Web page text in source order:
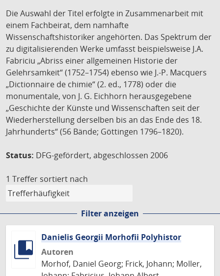
Die Auswahl der Titel erfolgte in Zusammenarbeit mit
einem Fachbeirat, dem namhafte
Wissenschaftshistoriker angehörten. Das Spektrum der
zu digitalisierenden Werke umfasst beispielsweise J.A.
Fabriciu „Abriss einer allgemeinen Historie der
Gelehrsamkeit“ (1752–1754) ebenso wie J.-P. Macquers
„Dictionnaire de chimie“ (2. ed., 1778) oder die
monumentale, von J. G. Eichhorn herausgegebene
„Geschichte der Künste und Wissenschaften seit der
Wiederherstellung derselben bis an das Ende des 18.
Jahrhunderts“ (56 Bände; Göttingen 1796–1820).
Status: DFG-gefördert, abgeschlossen 2006
1 Treffer sortiert nach
Filter anzeigen
Danielis Georgii Morhofii Polyhistor
Autoren
Morhof, Daniel Georg; Frick, Johann; Moller,